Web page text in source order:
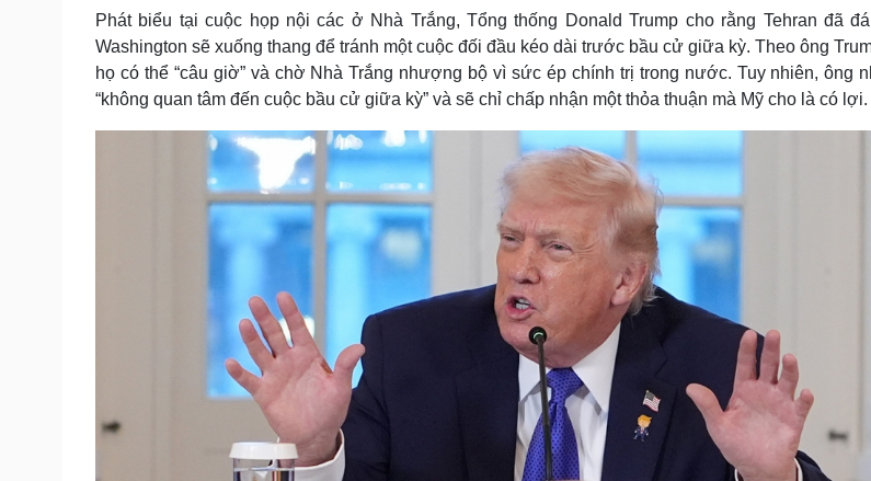
Tư vấn luật
Phân tích
Thế giới thể thao
eSports
Tư vấn
Sức khỏe
Làm đẹp - giảm cân
Ăn sạch sống khỏe
Đời sống
Blog
Tình yêu - Gia đình
Văn hóa
Văn học
Âm nhạc
Di sản
Giải trí
Phát biểu tại cuộc họp nội các ở Nhà Trắng, Tổng thống Donald Trump cho rằng Tehran đã
Washington sẽ xuống thang để tránh một cuộc đối đầu kéo dài trước bầu cử giữa kỳ. Theo ông
họ có thể “câu giờ” và chờ Nhà Trắng nhượng bộ vì sức ép chính trị trong nước. Tuy nhiên, ông
“không quan tâm đến cuộc bầu cử giữa kỳ” và sẽ chỉ chấp nhận một thỏa thuận mà Mỹ cho là có lợi.